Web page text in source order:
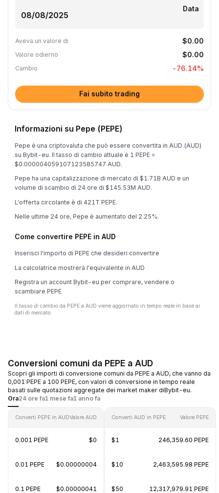
Data
Aveva un valore di $0.00
Valore odierno $0.00
Cambio -76.14%
Fai subito trading
Informazioni su Pepe (PEPE)
Pepe è una criptovaluta che può essere convertita in AUD (AUD)
su Bybit-eu. Il tasso di cambio attuale è 1 PEPE =
$0.000004059107123585747 AUD.
Pepe ha una capitalizzazione di mercato di $1.71B AUD e un
volume di scambio di 24 ore di $145.53M AUD.
L'offerta circolante è di 421T PEPE.
Nelle ultime 24 ore, Pepe è aumentato del 2.25%.
Come convertire PEPE in AUD
Inserisci l'importo di PEPE che desideri convertire
La calcolatrice mostrerà l'equivalente in AUD
Registra un account Bybit-eu per comprare, vendere o
scambiare PEPE
Il tasso di cambio da PEPE a AUD viene aggiornato in tempo reale in base ai
dati di mercato.
Conversioni comuni da PEPE a AUD
Scopri gli importi di conversione comuni da PEPE a AUD, che vanno da
0,001 PEPE a 100 PEPE, con valori di conversione in tempo reale
basati sulle quotazioni aggregate dei market maker diBybit-eu.
Ora24 ore fa1 mese fa1 anno fa
Converti PEPE in AUDValore AUD
0.001 PEPE $0
0.01 PEPE $0.00000004
0.1 PEPE $0.00000041
Converti AUD in PEPE Valore PEPE
$1 246,359.60 PEPE
$10 2,463,595.98 PEPE
$50 12,317,979.91 PEPE